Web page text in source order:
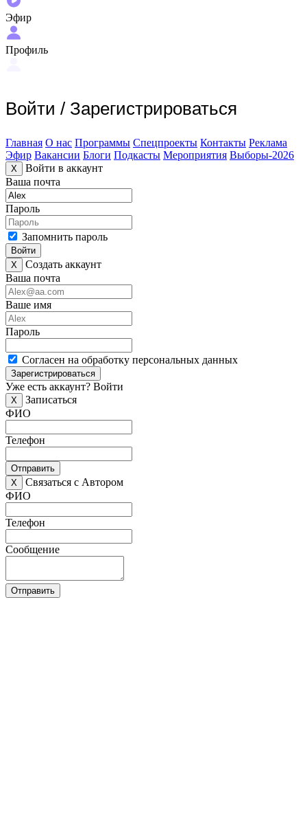
Эфир
Профиль
Войти / Зарегистрироваться
Главная О нас Программы Спецпроекты Контакты Реклама
Эфир Вакансии Блоги Подкасты Мероприятия Выборы-2026
X
Войти в аккаунт
Ваша почта
Пароль
Запомнить пароль
Войти
X
Создать аккаунт
Ваша почта
Ваше имя
Пароль
Согласен на обработку персональных данных
Зарегистрироваться
Уже есть аккаунт? Войти
X
Записаться
ФИО
Телефон
Отправить
X
Связаться с Автором
ФИО
Телефон
Сообщение
Отправить